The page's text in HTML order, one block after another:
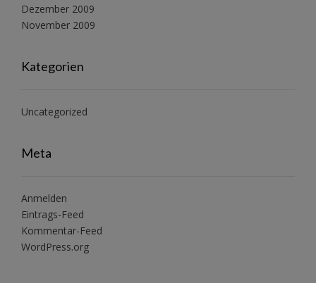
Dezember 2009
November 2009
Kategorien
Uncategorized
Meta
Anmelden
Eintrags-Feed
Kommentar-Feed
WordPress.org